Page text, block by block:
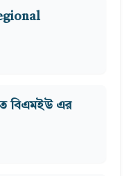
বিএমইউ এর